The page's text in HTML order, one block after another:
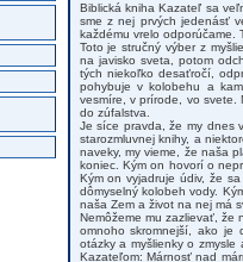
Biblická kniha Kazateľ sa
sme z nej prvých jedenásť
každému vrelo odporúčame.
Toto je stručný výber z
na javisko sveta, potom
tých niekoľko desaťročí,
pohybuje v kolobehu a
vesmíre, v prírode, vo svete.
do zúfalstva.
Je síce pravda, že my dnes
starozmluvnej knihy, a
naveky, my vieme, že naša
koniec. Kým on hovorí o
Kým on vyjadruje údiv, že
dômyselný kolobeh vody.
naša Zem a život na nej má
Nemôžeme mu zazlievať, že
omnoho skromnejší, ako je
otázky a myšlienky o
Kazateľom: Márnosť nad